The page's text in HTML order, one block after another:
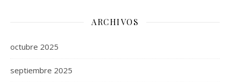
ARCHIVOS
octubre 2025
septiembre 2025